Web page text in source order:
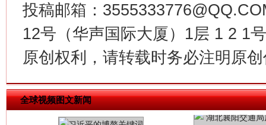
投稿邮箱：
12号（华声国际大厦）1层 1 2 1
原创权利，请转载时务必注明原
全球视频图文新闻
习近平的博鳌关键词